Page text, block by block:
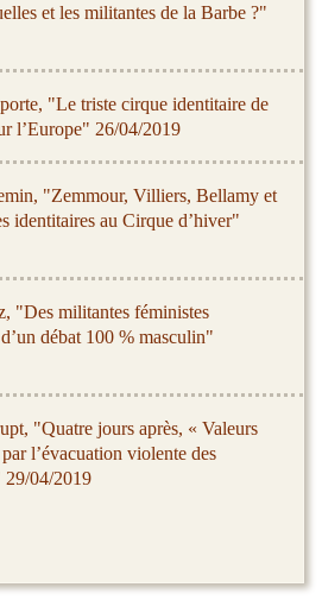
et les militantes de la Barbe ?"
"Le triste cirque identitaire de
l’Europe" 26/04/2019
"Zemmour, Villiers, Bellamy et
identitaires au Cirque d’hiver"
"Des militantes féministes
débat 100 % masculin"
"Quatre jours après, « Valeurs
l’évacuation violente des
29/04/2019